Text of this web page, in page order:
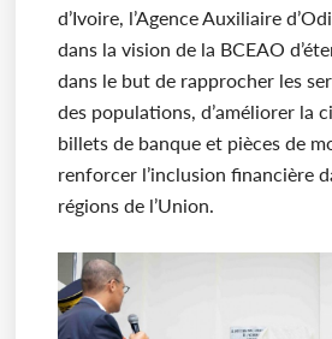
d’Ivoire, l’Agence Auxiliaire
dans la vision de la BCEAO
dans le but de rapprocher les
des populations, d’améliorer la
billets de banque et pièces de
renforcer l’inclusion financière
régions de l’Union.